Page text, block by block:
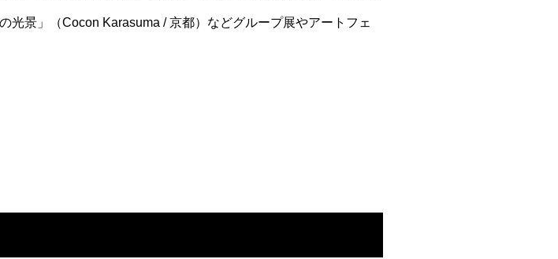
光景」（Cocon Karasuma / 京都）などグループ展やアートフェ